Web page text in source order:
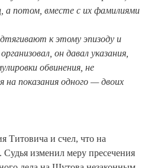
а потом, вместе с их фамилиями
к этому эпизоду и
он давал указания,
обвинения, не
показания одного — двоих
Титовича и счел, что на
изменил меру пресечения